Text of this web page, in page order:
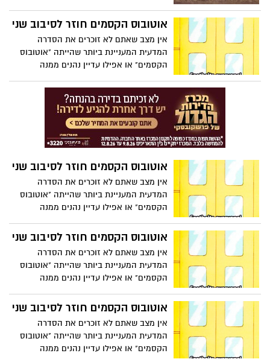
אוטובוס הקסמים חוזר לסיבוב שני
אין מצב שאתם לא זוכרים את הסדרה
המדעית המעניינת ביותר שהייתה "אוטובוס
הקסמים" או אפילו עדיין נהנים ממנה
הפתעה, היא חוזרת!
אוטובוס הקסמים חוזר לסיבוב שני
אין מצב שאתם לא זוכרים את הסדרה
המדעית המעניינת ביותר שהייתה "אוטובוס
הקסמים" או אפילו עדיין נהנים ממנה
הפתעה, היא חוזרת!
אוטובוס הקסמים חוזר לסיבוב שני
אין מצב שאתם לא זוכרים את הסדרה
המדעית המעניינת ביותר שהייתה "אוטובוס
הקסמים" או אפילו עדיין נהנים ממנה
הפתעה, היא חוזרת!
אוטובוס הקסמים חוזר לסיבוב שני
אין מצב שאתם לא זוכרים את הסדרה
המדעית המעניינת ביותר שהייתה "אוטובוס
הקסמים" או אפילו עדיין נהנים ממנה